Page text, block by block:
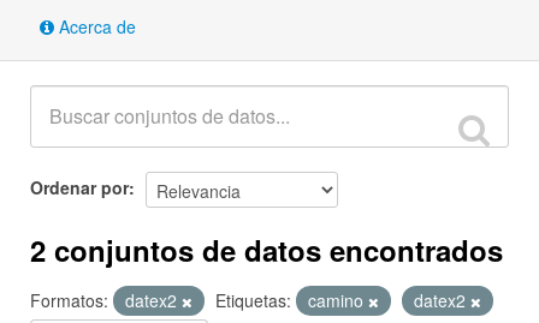
Acerca de
Ordenar por
2 conjuntos de datos encontrados
Formatos: datex2 Etiquetas: camino
datex2